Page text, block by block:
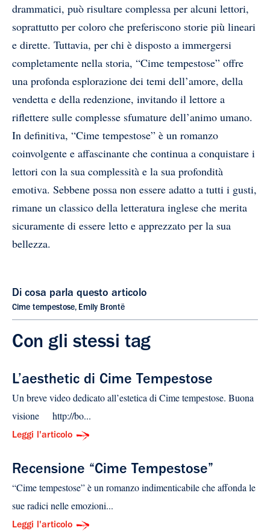
drammatici, può risultare complessa per alcuni lettori,
soprattutto per coloro che preferiscono storie più lineari
e dirette. Tuttavia, per chi è disposto a immergersi
completamente nella storia, “Cime tempestose” offre
una profonda esplorazione dei temi dell’amore, della
vendetta e della redenzione, invitando il lettore a
riflettere sulle complesse sfumature dell’animo umano.
In definitiva, “Cime tempestose” è un romanzo
coinvolgente e affascinante che continua a conquistare i
lettori con la sua complessità e la sua profondità
emotiva. Sebbene possa non essere adatto a tutti i gusti,
rimane un classico della letteratura inglese che merita
sicuramente di essere letto e apprezzato per la sua
bellezza.
Di cosa parla questo articolo
Cime tempestose, Emily Brontë
Con gli stessi tag
L’aesthetic di Cime Tempestose
Un breve video dedicato all’estetica di Cime tempestose. Buona
visione http://bo...
Leggi l'articolo
Recensione “Cime Tempestose”
“Cime tempestose” è un romanzo indimenticabile che affonda le
sue radici nelle emozioni...
Leggi l'articolo